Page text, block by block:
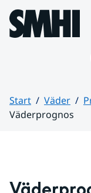
Hoppa till sidans
Start Väder
Väderprognos